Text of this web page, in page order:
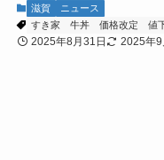
滋賀
ニュース
すき家
牛丼 価格改定 値
2025年8月31日 2025年9